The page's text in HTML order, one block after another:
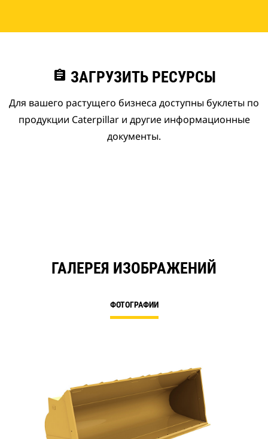
assignment ЗАГРУЗИТЬ РЕСУРСЫ
Для вашего растущего бизнеса доступны буклеты по
продукции Caterpillar и другие информационные
документы.
ГАЛЕРЕЯ ИЗОБРАЖЕНИЙ
ФОТОГРАФИИ